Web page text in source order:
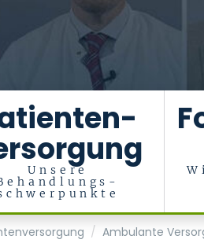
Unsere
Psychotherapie und
Ambulante